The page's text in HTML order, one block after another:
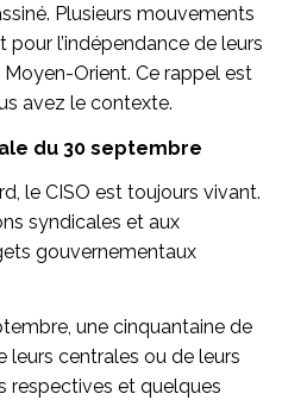
Plusieurs mouvements
l’indépendance de leurs
Orient. Ce rappel est
avez le contexte.
du 30 septembre
le CISO est toujours vivant.
syndicales et aux
gouvernementaux
une cinquantaine de
leurs centrales ou de leurs
respectives et quelques